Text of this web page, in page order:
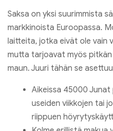
Saksa on yksi suurimmista
markkinoista Euroopassa.
laitteita, jotka eivät ole vain
mutta tarjoavat myös
maun. Juuri tähän se asettuu
Aikeissa 45000
useiden viikkojen tai
riippuen